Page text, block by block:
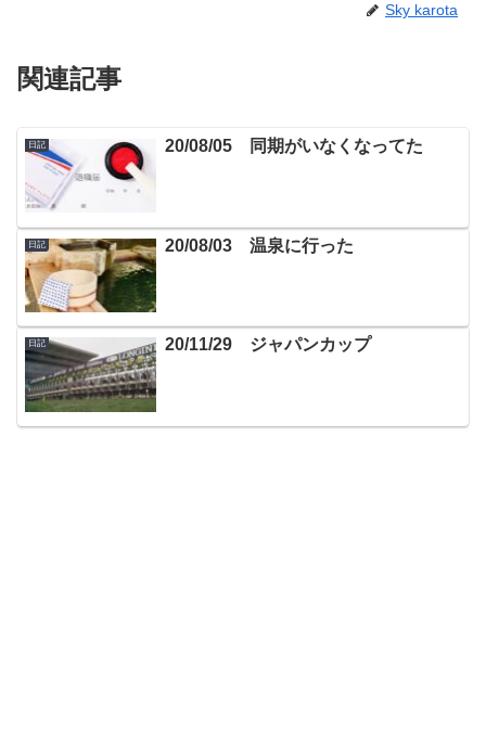
Sky karota
関連記事
日記 20/08/05 同期がいなくなってた
日記 20/08/03 温泉に行った
日記 20/11/29 ジャパンカップ